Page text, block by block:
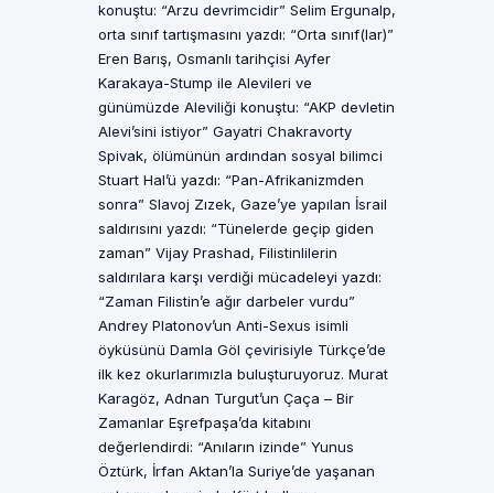
konuştu: “Arzu devrimcidir” Selim Ergunalp,
orta sınıf tartışmasını yazdı: “Orta sınıf(lar)”
Eren Barış, Osmanlı tarihçisi Ayfer
Karakaya-Stump ile Alevileri ve
günümüzde Aleviliği konuştu: “AKP devletin
Alevi’sini istiyor” Gayatri Chakravorty
Spivak, ölümünün ardından sosyal bilimci
Stuart Hal’ü yazdı: “Pan-Afrikanizmden
sonra” Slavoj Zızek, Gaze’ye yapılan İsrail
saldırısını yazdı: “Tünelerde geçip giden
zaman” Vijay Prashad, Filistinlilerin
saldırılara karşı verdiği mücadeleyi yazdı:
“Zaman Filistin’e ağır darbeler vurdu”
Andrey Platonov’un Anti-Sexus isimli
öyküsünü Damla Göl çevirisiyle Türkçe’de
ilk kez okurlarımızla buluşturuyoruz. Murat
Karagöz, Adnan Turgut’un Çaça – Bir
Zamanlar Eşrefpaşa’da kitabını
değerlendirdi: “Anıların izinde” Yunus
Öztürk, İrfan Aktan’la Suriye’de yaşanan